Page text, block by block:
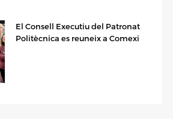
El Consell Executiu del Patronat
Politècnica es reuneix a Comexi